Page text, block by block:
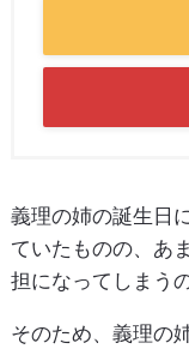
義理の姉の誕生日
ていたものの、あ
担になってしまう
そのため、義理の